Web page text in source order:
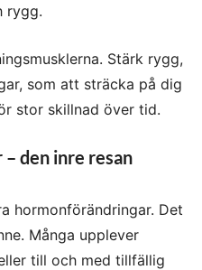
rygg.
Stärk rygg,
som att sträcka på dig
stor skillnad över tid.
den inre resan
hormonförändringar. Det
Många upplever
till och med tillfällig